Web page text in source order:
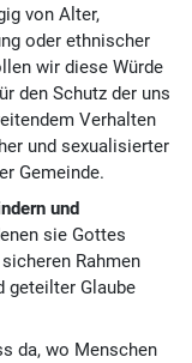
von Alter,
oder ethnischer
wir diese Würde
den Schutz der uns
Verhalten
und sexualisierter
Gemeinde.
und
sie Gottes
Rahmen
geteilter Glaube
da, wo Menschen